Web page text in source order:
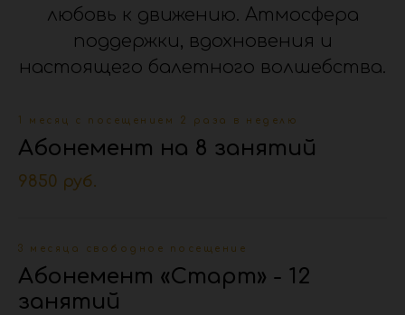
любовь к движению. Атмосфера
поддержки, вдохновения и
настоящего балетного волшебства.
1 месяц с посещением 2 раза в неделю
Абонемент на 8 занятий
9850 руб.
3 месяца свободное посещение
Абонемент «Старт» - 12
занятий